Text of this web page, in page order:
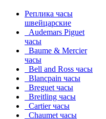
Реплика часы
швейцарские
Audemars Piguet
часы
Baume & Mercier
часы
Bell and Ross часы
Blancpain часы
Breguet часы
Breitling часы
Cartier часы
Chaumet часы